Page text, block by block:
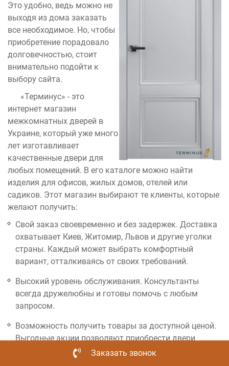
Это удобно, ведь можно не
выходя из дома заказать
все необходимое. Но, чтобы
приобретение порадовало
долговечностью, стоит
внимательно подойти к
выбору сайта.
«Терминус» - это
интернет магазин
межкомнатных дверей в
Украине, который уже много
лет изготавливает
качественные двери для
любых помещений. В его каталоге можно найти
изделия для офисов, жилых домов, отелей или
садиков. Этот магазин выбирают те клиенты, которые
желают получить:
Свой заказ своевременно и без задержек. Доставка
охватывает Киев, Житомир, Львов и другие уголки
страны. Каждый может выбрать комфортный
вариант, отталкиваясь от своих требований.
Высокий уровень обслуживания. Консультанты
всегда дружелюбны и готовы помочь с любым
запросом.
Возможность получить товары за доступной ценой.
Выгодные акции позволяют приобрести двери
межкомнатные с доставкой по приятной стоимости.
Заказать звонок